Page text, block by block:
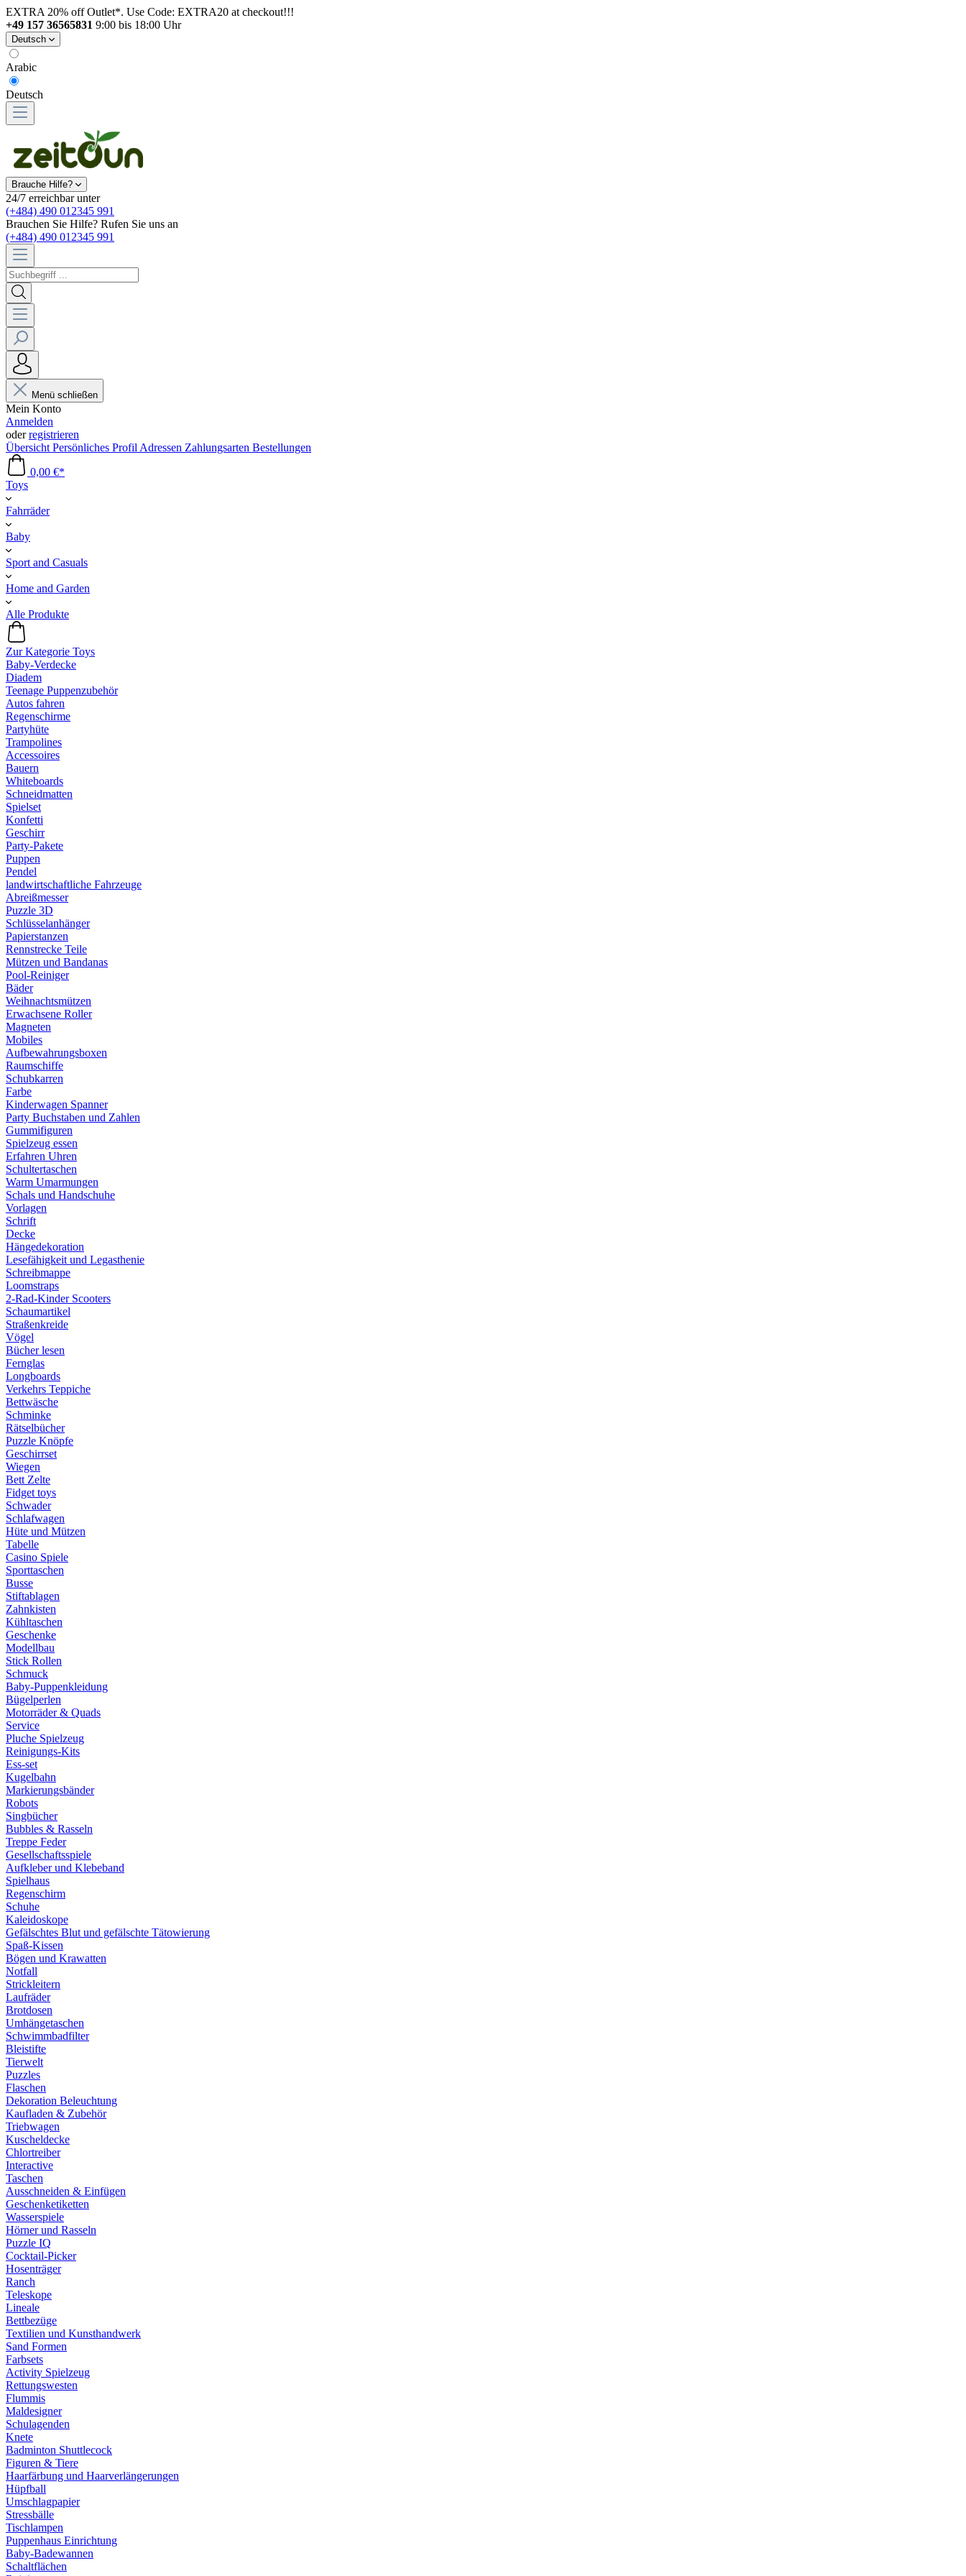
EXTRA 20% off Outlet*. Use Code: EXTRA20 at checkout!!!
+49 157 36565831 9:00 bis 18:00 Uhr
Deutsch
Arabic
Deutsch
Brauche Hilfe?
24/7 erreichbar unter
(+484) 490 012345 991
Brauchen Sie Hilfe? Rufen Sie uns an
(+484) 490 012345 991
Menü schließen
Mein Konto
Anmelden
oderregistrieren
Übersicht Persönliches Profil Adressen Zahlungsarten Bestellungen
0,00 €*
Toys
Fahrräder
Baby
Sport and Casuals
Home and Garden
Alle Produkte
Zur Kategorie Toys
Baby-Verdecke
Diadem
Teenage Puppenzubehör
Autos fahren
Regenschirme
Partyhüte
Trampolines
Accessoires
Bauern
Whiteboards
Schneidmatten
Spielset
Konfetti
Geschirr
Party-Pakete
Puppen
Pendel
landwirtschaftliche Fahrzeuge
Abreißmesser
Puzzle 3D
Schlüsselanhänger
Papierstanzen
Rennstrecke Teile
Mützen und Bandanas
Pool-Reiniger
Bäder
Weihnachtsmützen
Erwachsene Roller
Magneten
Mobiles
Aufbewahrungsboxen
Raumschiffe
Schubkarren
Farbe
Kinderwagen Spanner
Party Buchstaben und Zahlen
Gummifiguren
Spielzeug essen
Erfahren Uhren
Schultertaschen
Warm Umarmungen
Schals und Handschuhe
Vorlagen
Schrift
Decke
Hängedekoration
Lesefähigkeit und Legasthenie
Schreibmappe
Loomstraps
2-Rad-Kinder Scooters
Schaumartikel
Straßenkreide
Vögel
Bücher lesen
Fernglas
Longboards
Verkehrs Teppiche
Bettwäsche
Schminke
Rätselbücher
Puzzle Knöpfe
Geschirrset
Wiegen
Bett Zelte
Fidget toys
Schwader
Schlafwagen
Hüte und Mützen
Tabelle
Casino Spiele
Sporttaschen
Busse
Stiftablagen
Zahnkisten
Kühltaschen
Geschenke
Modellbau
Stick Rollen
Schmuck
Baby-Puppenkleidung
Bügelperlen
Motorräder & Quads
Service
Pluche Spielzeug
Reinigungs-Kits
Ess-set
Kugelbahn
Markierungsbänder
Robots
Singbücher
Bubbles & Rasseln
Treppe Feder
Gesellschaftsspiele
Aufkleber und Klebeband
Spielhaus
Regenschirm
Schuhe
Kaleidoskope
Gefälschtes Blut und gefälschte Tätowierung
Spaß-Kissen
Bögen und Krawatten
Notfall
Strickleitern
Laufräder
Brotdosen
Umhängetaschen
Schwimmbadfilter
Bleistifte
Tierwelt
Puzzles
Flaschen
Dekoration Beleuchtung
Kaufladen & Zubehör
Triebwagen
Kuscheldecke
Chlortreiber
Interactive
Taschen
Ausschneiden & Einfügen
Geschenketiketten
Wasserspiele
Hörner und Rasseln
Puzzle IQ
Cocktail-Picker
Hosenträger
Ranch
Teleskope
Lineale
Bettbezüge
Textilien und Kunsthandwerk
Sand Formen
Farbsets
Activity Spielzeug
Rettungswesten
Flummis
Maldesigner
Schulagenden
Knete
Badminton Shuttlecock
Figuren & Tiere
Haarfärbung und Haarverlängerungen
Hüpfball
Umschlagpapier
Stressbälle
Tischlampen
Puppenhaus Einrichtung
Baby-Badewannen
Schaltflächen